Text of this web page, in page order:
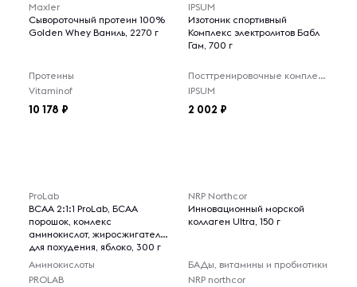
Maxler
Сывороточный протеин 100%
Golden Whey Ваниль, 2270 г
Протеины
Vitaminof
10 178
IPSUM
Изотоник спортивный
Комплекс электролитов Бабл
Гам, 700 г
Посттренировочные комплексы
IPSUM
2 002
ProLab
BCAA 2:1:1 ProLab, БСАА
порошок, комлекс
аминокислот, жиросжигатель
для похудения, яблоко, 300 г
Аминокислоты
PROLAB
NRP Northcor
Инновационный морской
коллаген Ultra, 150 г
БАДы, витамины и пробиотики
NRP northcor